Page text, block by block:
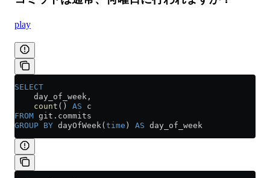
play
SELECT
    day_of_week,
    count
() AS c
FROM git . commits
GROUP BY dayOfWeek( time ) AS day_of_week